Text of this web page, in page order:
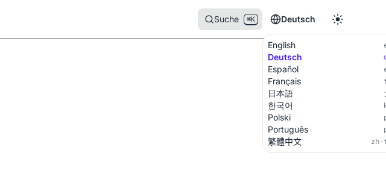
Suche ⌘K Deutsch
English
Deutsch
Español
Français
日本語
한국어
Polski
Português
繁體中文 zh-